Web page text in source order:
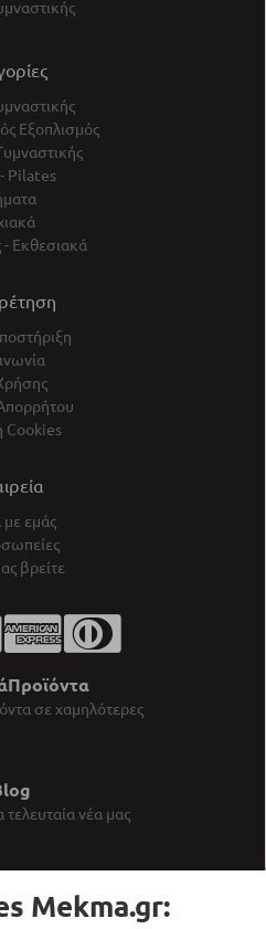
Εξοπλισμός
Pilates
Εκθεσιακά
Cookies
με εμάς
βρείτε
σε χαμηλότερες
τελευταία νέα μας
Mekma.gr: